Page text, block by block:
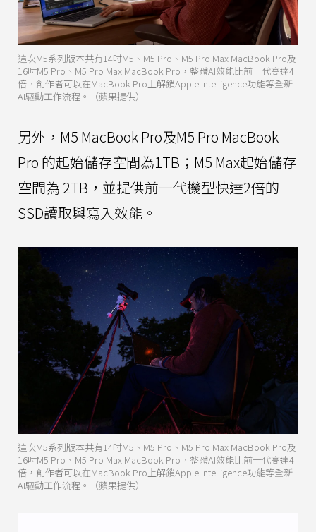
這次M5系列版本共有14吋M5、M5 Pro、M5 Pro Max MacBook Pro及
16吋M5 Pro、M5 Pro Max MacBook Pro，整體AI效能比前一代高達4
倍，創作者可以在MacBook Pro上解鎖Apple Intelligence功能等全新
AI驅動工作流程。（蘋果提供）
另外，M5 MacBook Pro及M5 Pro MacBook
Pro 的起始儲存空間為1TB；M5 Max起始儲存
空間為 2TB，並提供前一代機型快達2倍的
SSD讀取與寫入效能。
這次M5系列版本共有14吋M5、M5 Pro、M5 Pro Max MacBook Pro及
16吋M5 Pro、M5 Pro Max MacBook Pro，整體AI效能比前一代高達4
倍，創作者可以在MacBook Pro上解鎖Apple Intelligence功能等全新
AI驅動工作流程。（蘋果提供）